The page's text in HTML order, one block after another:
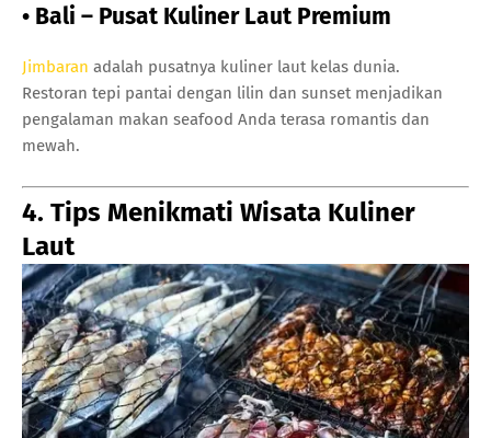
• Bali – Pusat Kuliner Laut Premium
Jimbaran adalah pusatnya kuliner laut kelas dunia.
Restoran tepi pantai dengan lilin dan sunset menjadikan
pengalaman makan seafood Anda terasa romantis dan
mewah.
4. Tips Menikmati Wisata Kuliner
Laut